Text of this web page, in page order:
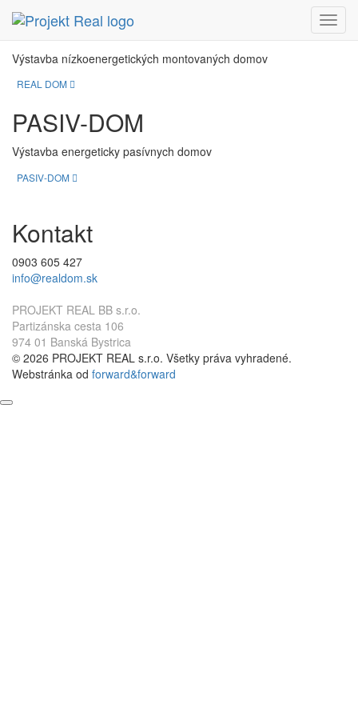
Menu
REAL DOM
Výstavba nízkoenergetických montovaných domov
REAL DOM
PASIV-DOM
Výstavba energeticky pasívnych domov
PASIV-DOM
Kontakt
0903 605 427
info@realdom.sk
PROJEKT REAL BB s.r.o.
Partizánska cesta 106
974 01 Banská Bystrica
© 2026 PROJEKT REAL s.r.o. Všetky práva vyhradené.
Webstránka od forward&forward